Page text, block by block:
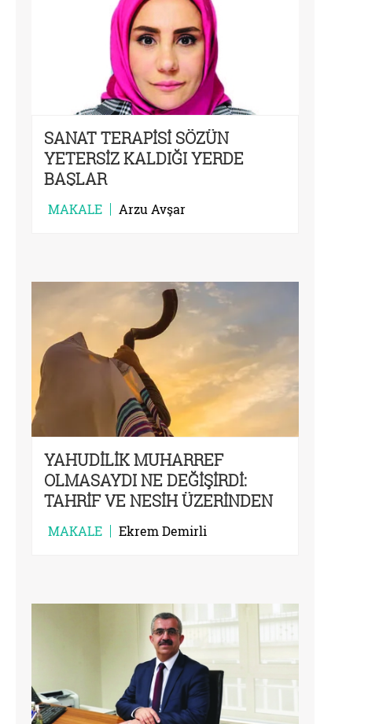
SANAT TERAPİSİ SÖZÜN
YETERSİZ KALDIĞI YERDE
BAŞLAR
MAKALE Arzu Avşar
YAHUDİLİK MUHARREF
OLMASAYDI NE DEĞİŞİRDİ:
TAHRİF VE NESİH ÜZERİNDEN
DİNLERİ DÜŞÜNMEK
MAKALE Ekrem Demirli